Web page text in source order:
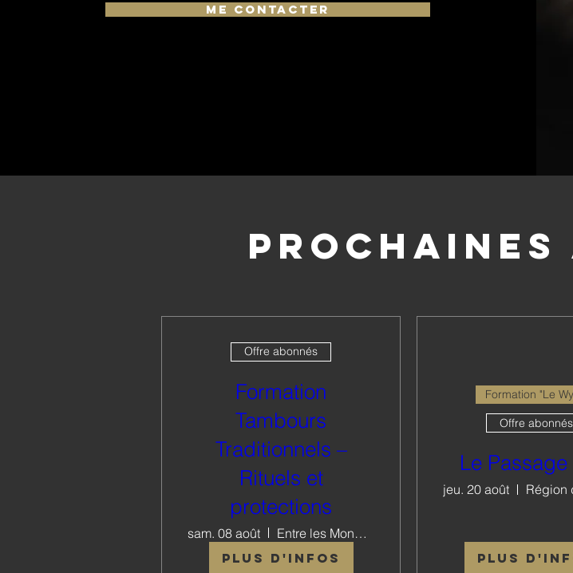
Me contacter
Offre abonnés
Formation
Tambours
Traditionnels –
Rituels et
protections
sam. 08 août
Entre les Mondes
Plus d'infos
Formation "Le
Offre abonnés
Le Passage
jeu. 20 août
Plus